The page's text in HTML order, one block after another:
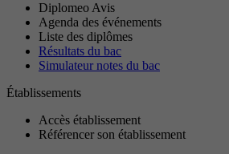
Diplomeo Avis
Agenda des événements
Liste des diplômes
Résultats du bac
Simulateur notes du bac
Établissements
Accès établissement
Référencer son établissement